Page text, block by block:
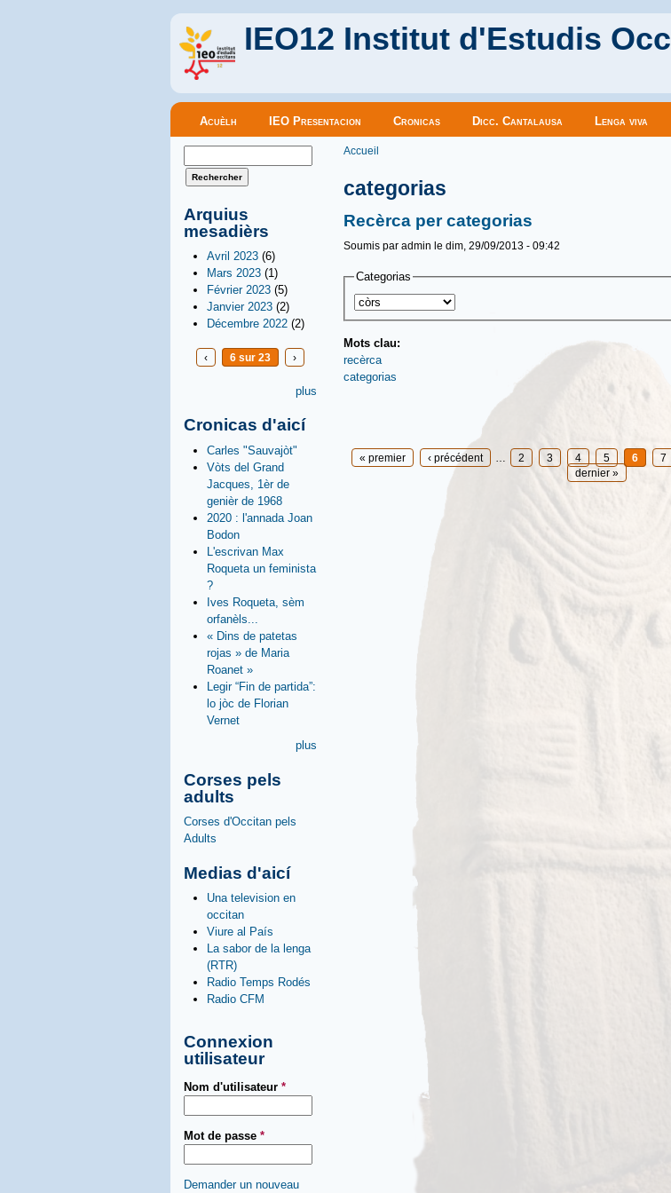
IEO12 Institut d'Estudis
Menu principal
Acuèlh IEO Presentacion Cronicas Dicc. Cantalausa Lenga viva
Formulaire de recherche
Arquius
mesadièrs
Avril 2023 (6)
Mars 2023 (1)
Février 2023 (5)
Janvier 2023 (2)
Décembre 2022 (2)
‹ 6 sur 23 ›
plus
Cronicas d'aicí
Carles "Sauvajòt"
Vòts del Grand
Jacques, 1èr de
genièr de 1968
2020 : l'annada Joan
Bodon
L'escrivan Max
Roqueta un feminista
?
Ives Roqueta, sèm
orfanèls...
« Dins de patetas
rojas » de Maria
Roanet »
Legir “Fin de partida”:
lo jòc de Florian
Vernet
plus
Corses pels
adults
Corses d'Occitan pels
Adults
Medias d'aicí
Una television en
occitan
Viure al País
La sabor de la lenga
(RTR)
Radio Temps Rodés
Radio CFM
Connexion
utilisateur
Nom d'utilisateur *
Mot de passe *
Demander un nouveau
Vous êtes ici
Accueil
categorias
Recèrca per categorias
Soumis par admin le dim, 29/09/2013 - 09:42
Categorias
Mots clau:
recèrca
categorias
Pages
« premier ‹ précédent 2 3 4 5 6 7
dernier »